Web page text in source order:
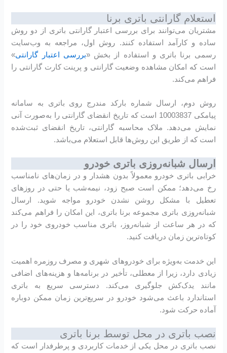
استعلام گارانتی باتری برنا
مشتریان می‌توانند برای بررسی اعتبار گارانتی باتری از دو روش
ساده و کارآمد استفاده کنند. روش اول، مراجعه به وب‌سایت
رسمی برنا باتری و استفاده از بخش «بررسی اعتبار گارانتی»
است که امکان مشاهده وضعیت گارانتی و پرینت کارت گارانتی را
فراهم می‌کند.
روش دوم، ارسال شماره بارکد مندرج روی باتری به سامانه
پیامکی 10003837 است که تاریخ انقضای گارانتی را به‌صورت آنی
نمایش می‌دهد. ملاک محاسبه گارانتی، تاریخ انقضای ثبت‌شده
است که از طریق این روش‌ها قابل استعلام می‌باشد.
ارسال شبانه‌روزی باتری خودرو
خرابی باتری خودرو معمولاً بدون هشدار و در زمان‌های نامناسب
رخ می‌دهد؛ ممکن است صبح زود، نیمه‌شب یا حتی در روزهای
تعطیل با مشکل روشن نشدن خودرو مواجه شوید. ارسال
شبانه‌روزی باتری مجموعه برنا باتری، این امکان را فراهم می‌کند
که در هر ساعت از شبانه‌روز، باتری مناسب خودروی خود را در
کوتاه‌ترین زمان دریافت کنید.
این خدمت به‌ویژه برای خودروهای شهری و مصرف روزمره اهمیت
زیادی دارد، زیرا از معطلی، تأخیر در برنامه‌ها و هزینه‌های اضافی
مانند یدک‌کش جلوگیری می‌کند. دسترسی سریع به باتری
استاندارد باعث می‌شود خودرو در سریع‌ترین زمان ممکن دوباره
آماده حرکت شود.
نصب باتری در محل توسط برنا باتری
نصب باتری در محل یکی از خدمات کاربردی و پرطرفدار است که